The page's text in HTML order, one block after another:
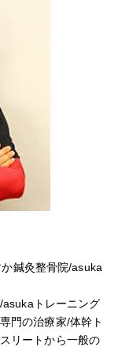
鍼灸整骨院/asuka
トレーニング
門の治療家/体幹ト
リートから一般の